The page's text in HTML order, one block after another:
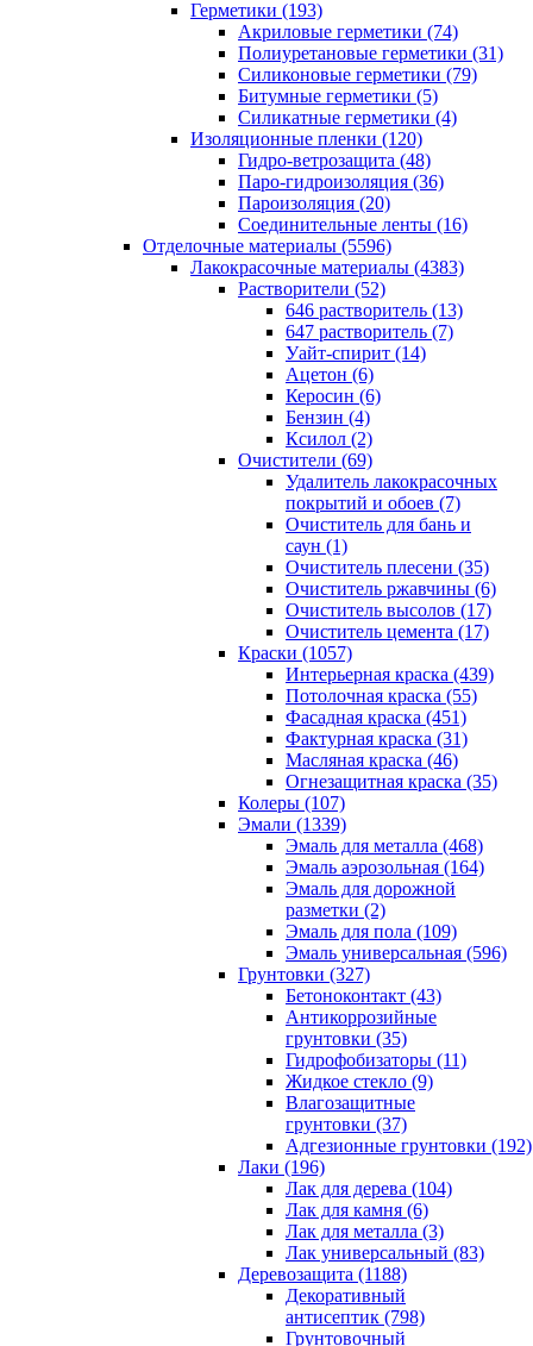
Герметики (193)
Акриловые герметики (74)
Полиуретановые герметики (31)
Силиконовые герметики (79)
Битумные герметики (5)
Силикатные герметики (4)
Изоляционные пленки (120)
Гидро-ветрозащита (48)
Паро-гидроизоляция (36)
Пароизоляция (20)
Соединительные ленты (16)
Отделочные материалы (5596)
Лакокрасочные материалы (4383)
Растворители (52)
646 растворитель (13)
647 растворитель (7)
Уайт-спирит (14)
Ацетон (6)
Керосин (6)
Бензин (4)
Ксилол (2)
Очистители (69)
Удалитель лакокрасочных
покрытий и обоев (7)
Очиститель для бань и
саун (1)
Очиститель плесени (35)
Очиститель ржавчины (6)
Очиститель высолов (17)
Очиститель цемента (17)
Краски (1057)
Интерьерная краска (439)
Потолочная краска (55)
Фасадная краска (451)
Фактурная краска (31)
Масляная краска (46)
Огнезащитная краска (35)
Колеры (107)
Эмали (1339)
Эмаль для металла (468)
Эмаль аэрозольная (164)
Эмаль для дорожной
разметки (2)
Эмаль для пола (109)
Эмаль универсальная (596)
Грунтовки (327)
Бетоноконтакт (43)
Антикоррозийные
грунтовки (35)
Гидрофобизаторы (11)
Жидкое стекло (9)
Влагозащитные
грунтовки (37)
Адгезионные грунтовки (192)
Лаки (196)
Лак для дерева (104)
Лак для камня (6)
Лак для металла (3)
Лак универсальный (83)
Деревозащита (1188)
Декоративный
антисептик (798)
Грунтовочный